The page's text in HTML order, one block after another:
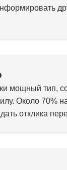
мощный тип,
Около 70%
отклика